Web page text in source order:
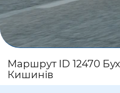
Маршрут ID 12470
Кишинів